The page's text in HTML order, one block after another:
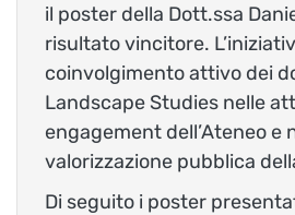
il poster della Dott.ssa
risultato vincitore.
coinvolgimento attivo dei
Landscape Studies nelle
engagement dell’Ateneo e
valorizzazione pubblica
Di seguito i poster